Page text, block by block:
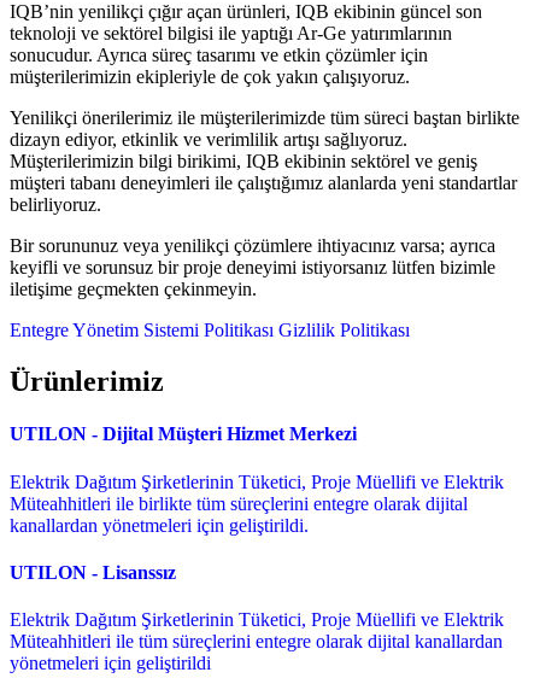
IQB’nin yenilikçi çığır açan ürünleri, IQB ekibinin güncel son
teknoloji ve sektörel bilgisi ile yaptığı Ar-Ge yatırımlarının
sonucudur. Ayrıca süreç tasarımı ve etkin çözümler için
müşterilerimizin ekipleriyle de çok yakın çalışıyoruz.
Yenilikçi önerilerimiz ile müşterilerimizde tüm süreci baştan birlikte
dizayn ediyor, etkinlik ve verimlilik artışı sağlıyoruz.
Müşterilerimizin bilgi birikimi, IQB ekibinin sektörel ve geniş
müşteri tabanı deneyimleri ile çalıştığımız alanlarda yeni standartlar
belirliyoruz.
Bir sorununuz veya yenilikçi çözümlere ihtiyacınız varsa; ayrıca
keyifli ve sorunsuz bir proje deneyimi istiyorsanız lütfen bizimle
iletişime geçmekten çekinmeyin.
Entegre Yönetim Sistemi Politikası Gizlilik Politikası
Ürünlerimiz
UTILON - Dijital Müşteri Hizmet Merkezi
Elektrik Dağıtım Şirketlerinin Tüketici, Proje Müellifi ve Elektrik
Müteahhitleri ile birlikte tüm süreçlerini entegre olarak dijital
kanallardan yönetmeleri için geliştirildi.
UTILON - Lisanssız
Elektrik Dağıtım Şirketlerinin Tüketici, Proje Müellifi ve Elektrik
Müteahhitleri ile tüm süreçlerini entegre olarak dijital kanallardan
yönetmeleri için geliştirildi